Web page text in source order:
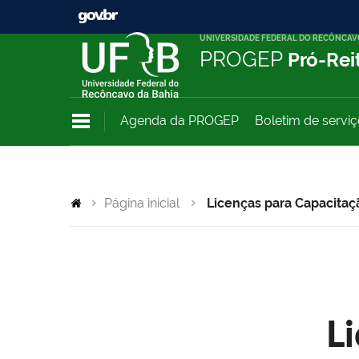
UNIVERSIDADE FEDERAL DO
PROGEP Pró-
Agenda da PROGEP Boletim de
Página inicial Licenças para